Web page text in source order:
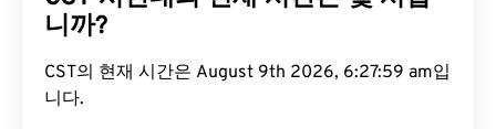
니까?
CST의 현재 시간은 August 9th 2026, 6:28:00 am
입니다.